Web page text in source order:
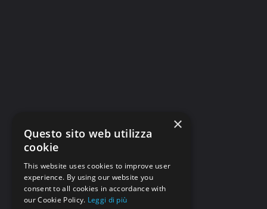
×
Questo sito web utilizza
cookie
This website uses cookies to improve user
experience. By using our website you
consent to all cookies in accordance with
our Cookie Policy. Leggi di più